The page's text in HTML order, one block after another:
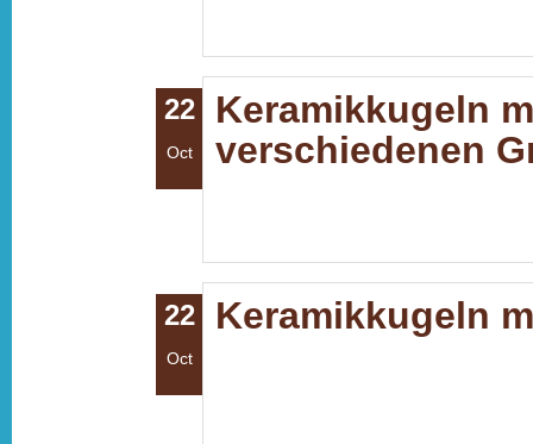
22
Oct
Keramikkugeln
verschiedenen
22
Oct
Keramikkugeln